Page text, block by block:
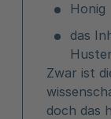
Honig
das
Zwar ist
doch das